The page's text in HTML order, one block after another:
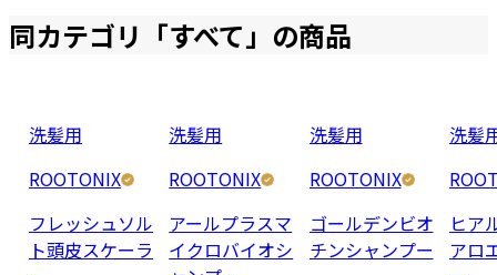
同カテゴリ「すべて 」の商品
洗髪用
ROOTONIX
フレッシュソル
ト頭皮スケーラ
洗髪用
ROOTONIX
アールプラスマ
イクロバイオシ
洗髪用
ROOTONIX
ゴールデンビオ
チンシャンプー
洗髪
ヒア
アロ